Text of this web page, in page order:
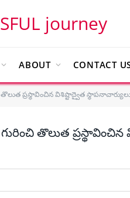
journey
ABOUT CONTACT
ప్రస్థావించిన విశిష్టాద్వైత స్థాపనాచార్యులు
తొలుత ప్రస్థావించిన